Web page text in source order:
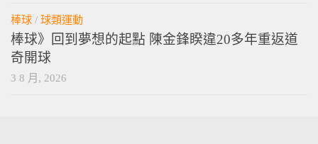
棒球 / 球類運動
棒球》回到夢想的起點 陳金鋒睽違20多年重返道
奇開球
3 8 月, 2026